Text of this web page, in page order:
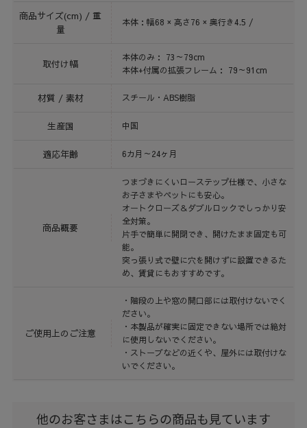
商品サイズ(cm) / 重
量
本体：幅68 × 高さ76 × 奥行き4.5 /
取付け幅
本体のみ： 73～79cm
本体+付属の拡張フレーム： 79～91cm
材質 / 素材 スチール・ABS樹脂
生産国 中国
適応年齢 6カ月～24ヶ月
商品概要
つまづきにくいローステップ仕様で、小さな
お子さまやペットにも安心。
オートクローズ＆ダブルロックでしっかり安
全対策。
片手で簡単に開閉でき、開けたまま固定も可
能。
突っ張り式で壁に穴を開けずに設置できるた
め、賃貸にもおすすめです。
ご使用上のご注意
・階段の上や窓の開口部には取付けないでく
ださい。
・本製品が確実に固定できない場所では絶対
に使用しないでください。
・ストーブなどの近くや、屋外には取付けな
いでください。
他のお客さまはこちらの商品も見ています